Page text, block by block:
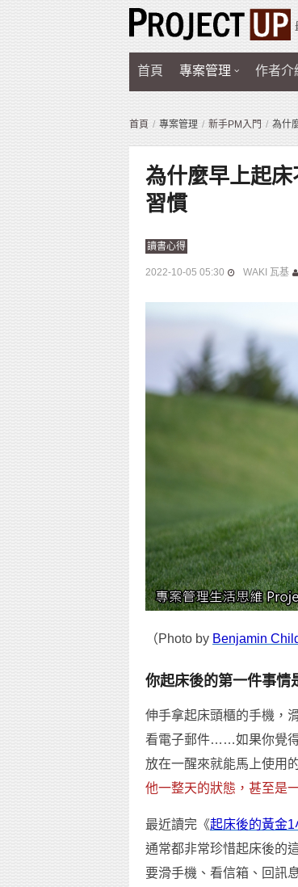
首頁 專案管理 作者介
首頁 專案管理 新手PM入門 為什
為什麼早上起
習慣
讀書心得
2022-10-05 05:30 WAKI 瓦基
（Photo by Benjamin
你起床後的第一件事情
伸手拿起床頭櫃的手機，
看電子郵件……如果你覺得
放在一醒來就能馬上使用
他一整天的狀態，甚至是
最近讀完《起床後的黃金1
通常都非常珍惜起床後的
要滑手機、看信箱、回訊